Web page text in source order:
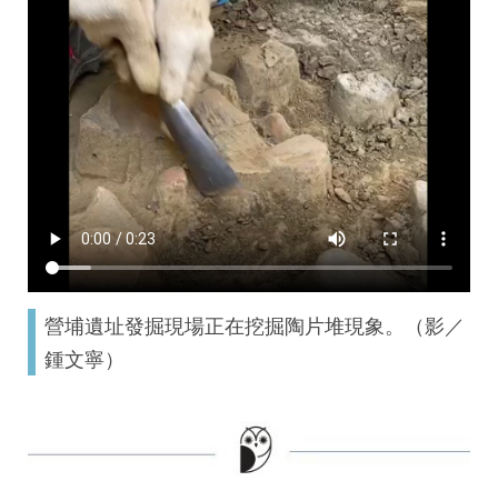
營埔遺址發掘現場正在挖掘陶片堆現象。（影／
鍾文寧）